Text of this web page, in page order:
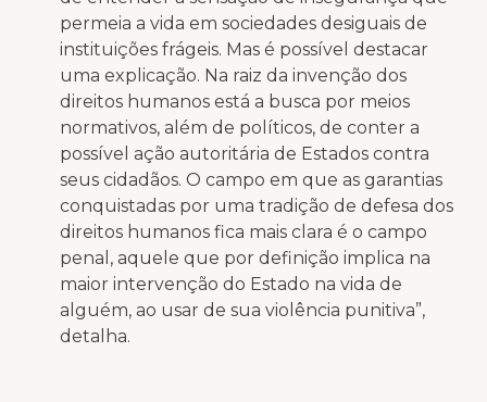
permeia a vida em sociedades desiguais de
instituições frágeis. Mas é possível destacar
uma explicação. Na raiz da invenção dos
direitos humanos está a busca por meios
normativos, além de políticos, de conter a
possível ação autoritária de Estados contra
seus cidadãos. O campo em que as garantias
conquistadas por uma tradição de defesa dos
direitos humanos fica mais clara é o campo
penal, aquele que por definição implica na
maior intervenção do Estado na vida de
alguém, ao usar de sua violência punitiva”,
detalha.